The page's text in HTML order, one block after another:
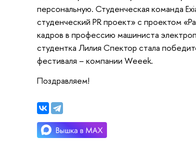
персональную. Студенческая команда
студенческий PR проект» с проектом
кадров в профессию машиниста
студентка Лилия Спектор стала
фестиваля – компании Weeek.
Поздравляем!